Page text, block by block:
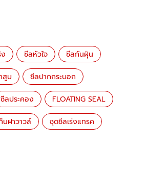
ซีลหัวใจ ซีลกันฝุ่น
สูบ ซีลปากกระบอก
ซีลประคอง FLOATING SEAL
นฝาวาวล์ ชุดซีลเร่งแทรค